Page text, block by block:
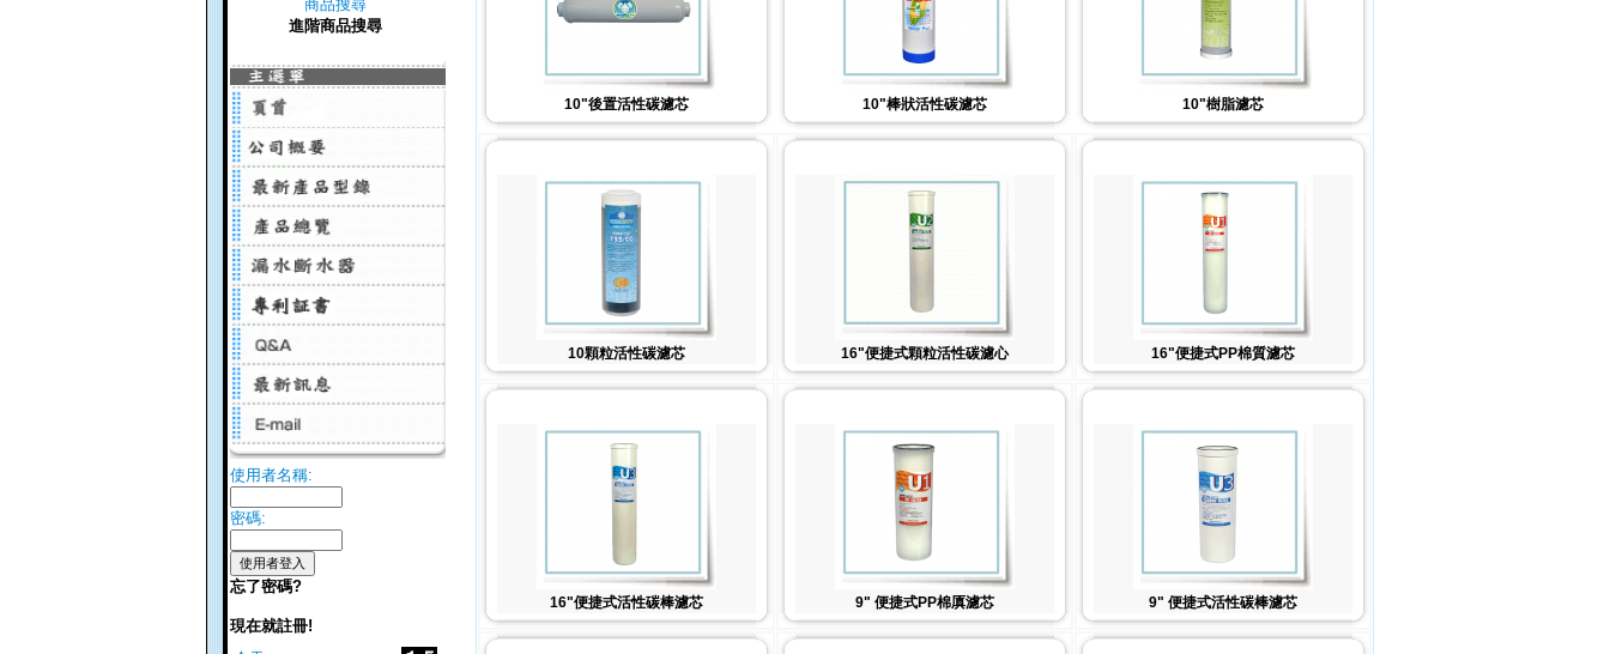
商品搜尋
進階商品搜尋
使用者名稱:
密碼:
忘了密碼?
現在就註冊!
10"後置活性碳濾芯 10"棒狀活性碳濾芯 10"樹脂濾芯
10顆粒活性碳濾芯 16"便捷式顆粒活性碳濾心 16"便捷式PP棉質濾芯
16"便捷式活性碳棒濾芯 9" 便捷式PP棉厧濾芯 9" 便捷式活性碳棒濾芯